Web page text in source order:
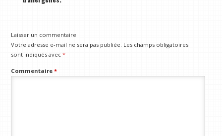
Laisser un commentaire
Votre adresse e-mail ne sera pas publiée. Les champs obligatoires
sont indiqués avec*
Commentaire*